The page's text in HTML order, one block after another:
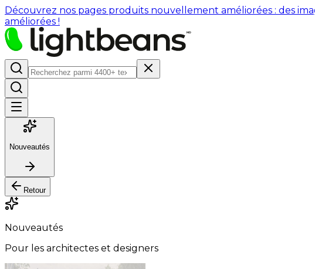
Découvrez nos pages produits nouvellement améliorées : des
améliorées !
Nouveautés
Retour
Nouveautés
Pour les architectes et designers